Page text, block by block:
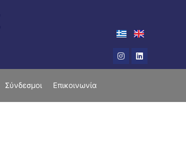
InstagramLinkedin
Σύνδεσμοι Επικοινωνία